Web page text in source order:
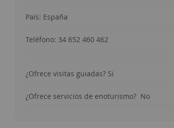
País: España
Teléfono: 34 652 460 462
¿Ofrece visitas guiadas? Si
¿Ofrece servicios de enoturismo? No